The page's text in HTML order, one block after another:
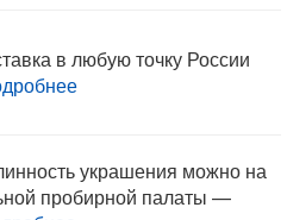
в любую точку России
украшения можно на
пробирной палаты —